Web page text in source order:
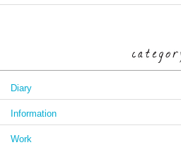
Diary
Information
Work